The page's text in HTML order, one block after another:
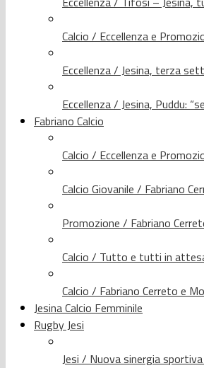
Calcio / Eccellenza e
Eccellenza / Jesina, terza
Eccellenza / Jesina, Puddu:
Fabriano Calcio
Calcio / Eccellenza e
Calcio Giovanile / Fabriano
Promozione / Fabriano
Calcio / Tutto e tutti in
Calcio / Fabriano Cerreto e
Jesina Calcio Femminile
Rugby Jesi
Jesi / Nuova sinergia